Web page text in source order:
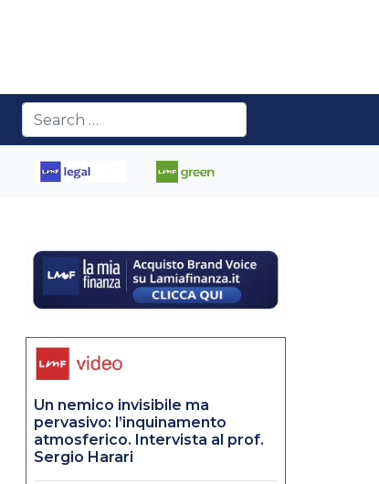
Un nemico invisibile ma
pervasivo: l’inquinamento
atmosferico. Intervista al prof.
Sergio Harari